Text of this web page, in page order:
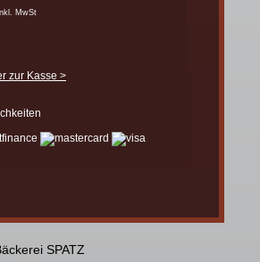
MwSt
zur Kasse >
SPATZ